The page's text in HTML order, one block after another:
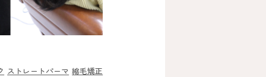
ストレートパーマ 縮毛矯正